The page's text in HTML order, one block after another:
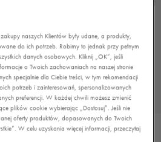
naszych Klientów były udane, a produkty,
do ich potrzeb. Robimy to jednak przy pełnym
danych osobowych. Kliknij „OK”, jeśli
o Twoich zachowaniach na naszej stronie
specjalnie dla Ciebie treści, w tym rekomendacji
potrzeb i zainteresowań, spersonalizowanych
preferencji. W każdej chwili możesz zmienić
plików cookie wybierając „Dostosuj”. Jeśli nie
oferty produktów, dopasowanych do Twoich
W celu uzyskania więcej informacji, przeczytaj